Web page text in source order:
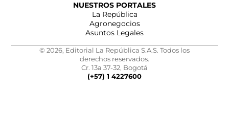
NUESTROS PORTALES
La República
Agronegocios
Asuntos Legales
© 2026, Editorial La República S.A.S. Todos los
derechos reservados.
Cr. 13a 37-32, Bogotá
(+57) 1 4227600